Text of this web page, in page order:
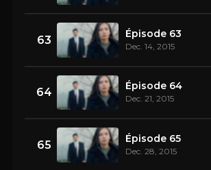
63 Épisode 63
Dec. 14, 2015
64 Épisode 64
Dec. 21, 2015
65 Épisode 65
Dec. 28, 2015